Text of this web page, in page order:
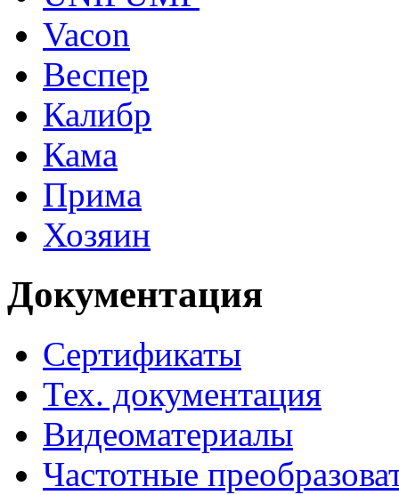
Vacon
Веспер
Калибр
Кама
Прима
Хозяин
Документация
Сертификаты
Тех. документация
Видеоматериалы
Частотные